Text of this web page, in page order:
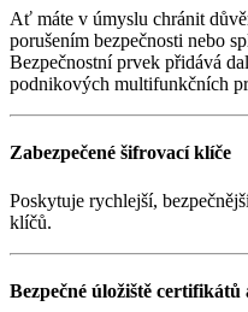
Ať máte v úmyslu chránit
porušením bezpečnosti nebo
Bezpečnostní prvek přidává
podnikových multifunkčních
Zabezpečené šifrovací klíče
Poskytuje rychlejší,
klíčů.
Bezpečné úložiště